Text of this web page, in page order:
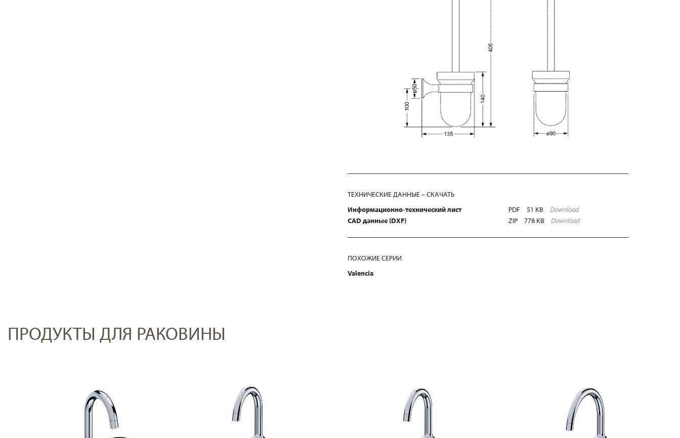
ТЕХНИЧЕСКИЕ ДАННЫЕ – СКАЧАТЬ
Информационно-технический лист
PDF 51 KB
Download
CAD данные (DXF)
ZIP 778 KB Download
ПОХОЖИЕ СЕРИИ
Valencia
ПРОДУКТЫ ДЛЯ РАКОВИНЫ